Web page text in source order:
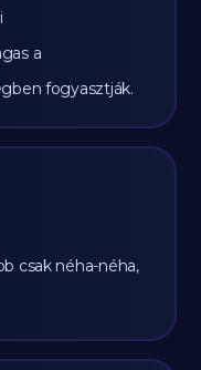
a
fogyasztják.
csak néha-néha,